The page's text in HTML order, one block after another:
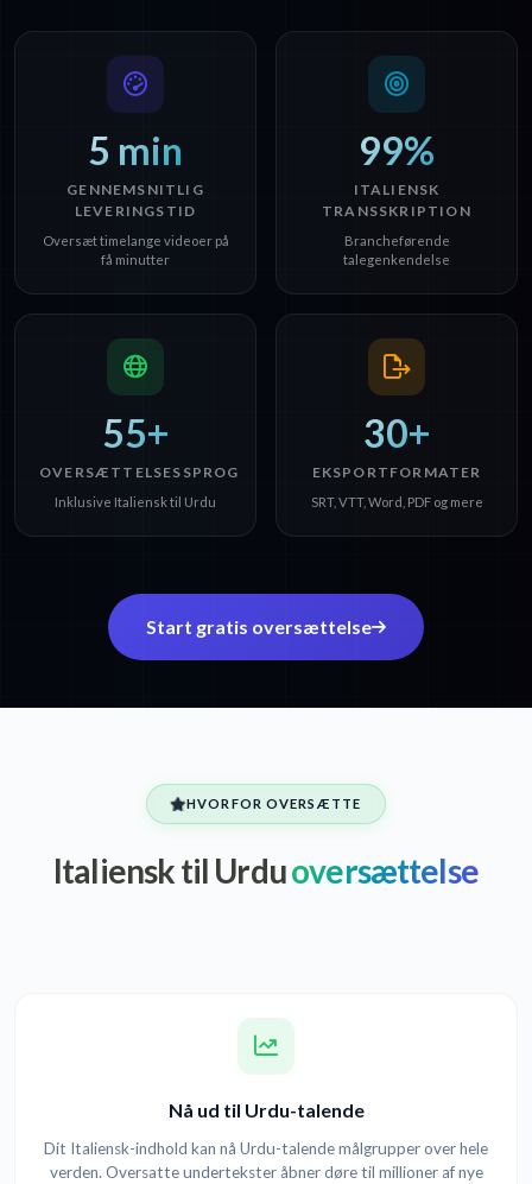
5 min
GENNEMSNITLIG
LEVERINGSTID
Oversæt timelange videoer på
få minutter
99%
ITALIENSK
TRANSSKRIPTION
Brancheførende
talegenkendelse
55+
OVERSÆTTELSESSPROG
Inklusive Italiensk til Urdu
30+
EKSPORTFORMATER
SRT, VTT, Word, PDF og mere
Start gratis oversættelse
HVORFOR OVERSÆTTE
Italiensk til Urduoversættelse
Nå ud til Urdu-talende
Dit Italiensk-indhold kan nå Urdu-talende målgrupper over hele
verden. Oversatte undertekster åbner døre til millioner af nye